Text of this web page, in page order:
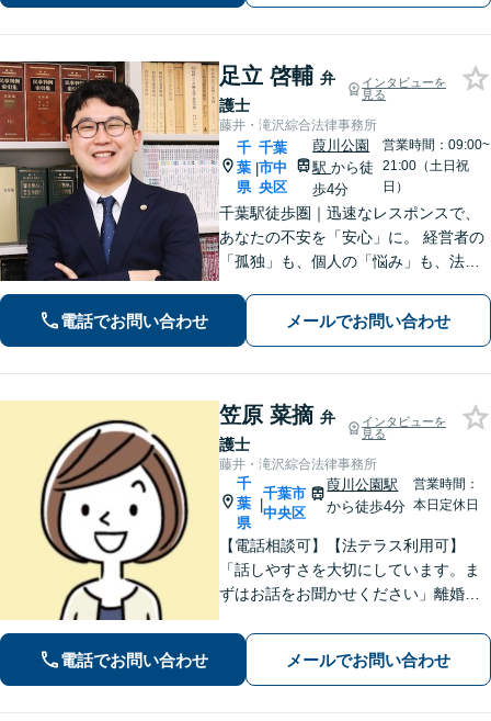
足立 啓輔 弁
護士
インタビューを
見る
藤井・滝沢綜合法律事務所
千
葉
県
|
千葉
市中
央区
葭川公園
駅から徒
歩4分
営業時間：09:00~
21:00（土日祝
日）
千葉駅徒歩圏｜迅速なレスポンスで、
あなたの不安を「安心」に。 経営者の
「孤独」も、個人の「悩み」も、法務
務】法務と経営のダブル顧問 【労働問
題】不当解雇・残業代請求 【債務整
電話でお問い合わせ メールでお問い合わせ
笠原 菜摘 弁
護士
インタビューを
見る
藤井・滝沢綜合法律事務所
千
葉
県
|
千葉市
中央区
葭川公園駅
から徒歩4分
営業時間：
本日定休日
【電話相談可】【法テラス利用可】
「話しやすさを大切にしています。ま
ずはお話をお聞かせください」離婚男
件／相続紛争など、幅広いご相談に対
応が可能です。【夜間・休日面談可】
【葭川公園駅5分】
電話でお問い合わせ メールでお問い合わせ